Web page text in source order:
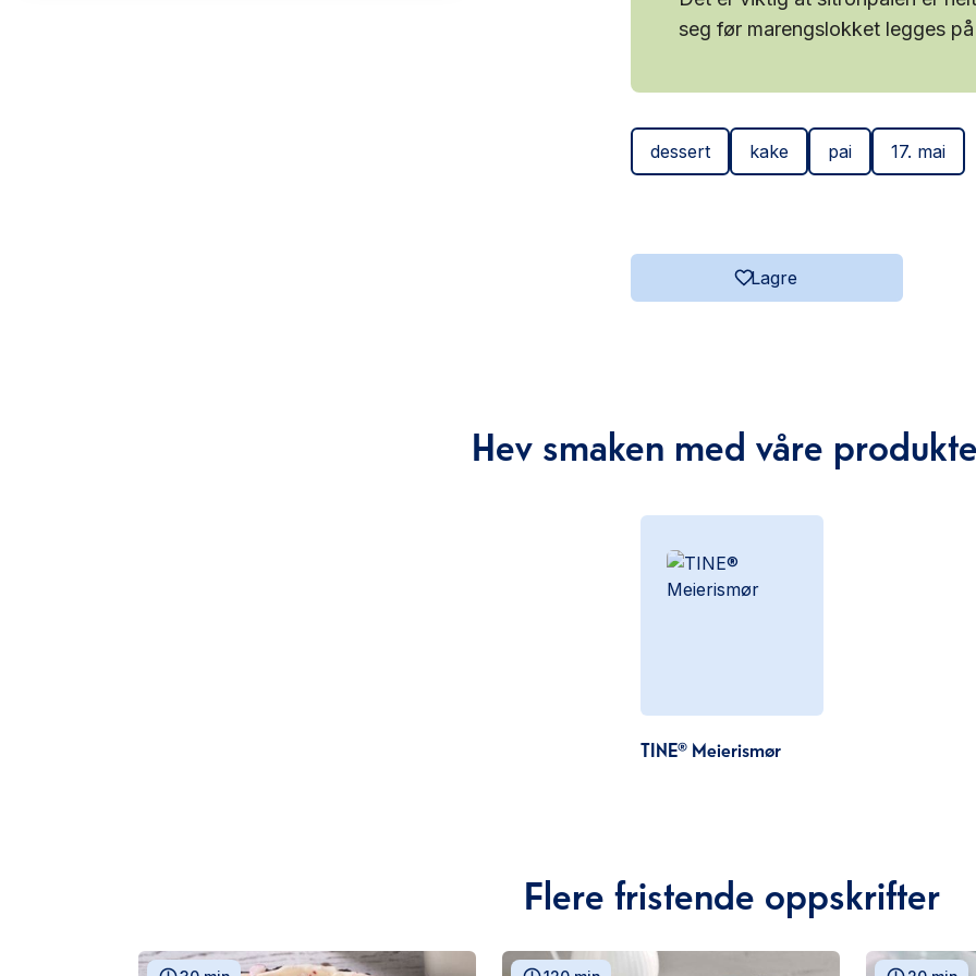
seg før marengslokket legges
dessert kake pai 17. mai
Lagre
Hev smaken med våre
TINE® Meierismør
Flere fristende oppskrifter